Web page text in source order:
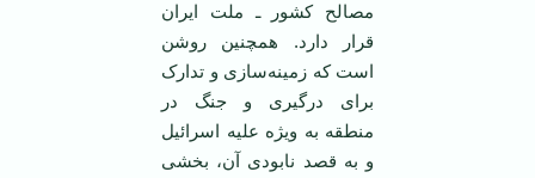
مصالح کشور ـ ملت ایران
قرار دارد. همچنین روشن
است که زمینه‌سازی و تدارک
برای درگیری و جنگ در
منطقه به ویژه علیه اسرائیل
و به قصد نابودی آن، بخشی